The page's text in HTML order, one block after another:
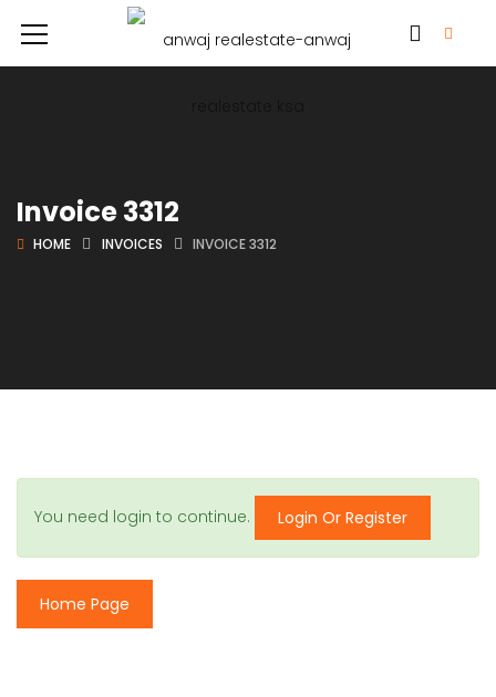
Invoice 3312
HOME INVOICES INVOICE 3312
You need login to continue. Login Or Register
Home Page